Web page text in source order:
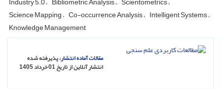
Science Mapping Co-occurrence Analysis Intelligent Systems
Knowledge Management
مقالات آماده انتشار، پذیرفته شده
انتشار آنلاین از تاریخ 01 خرداد 1405